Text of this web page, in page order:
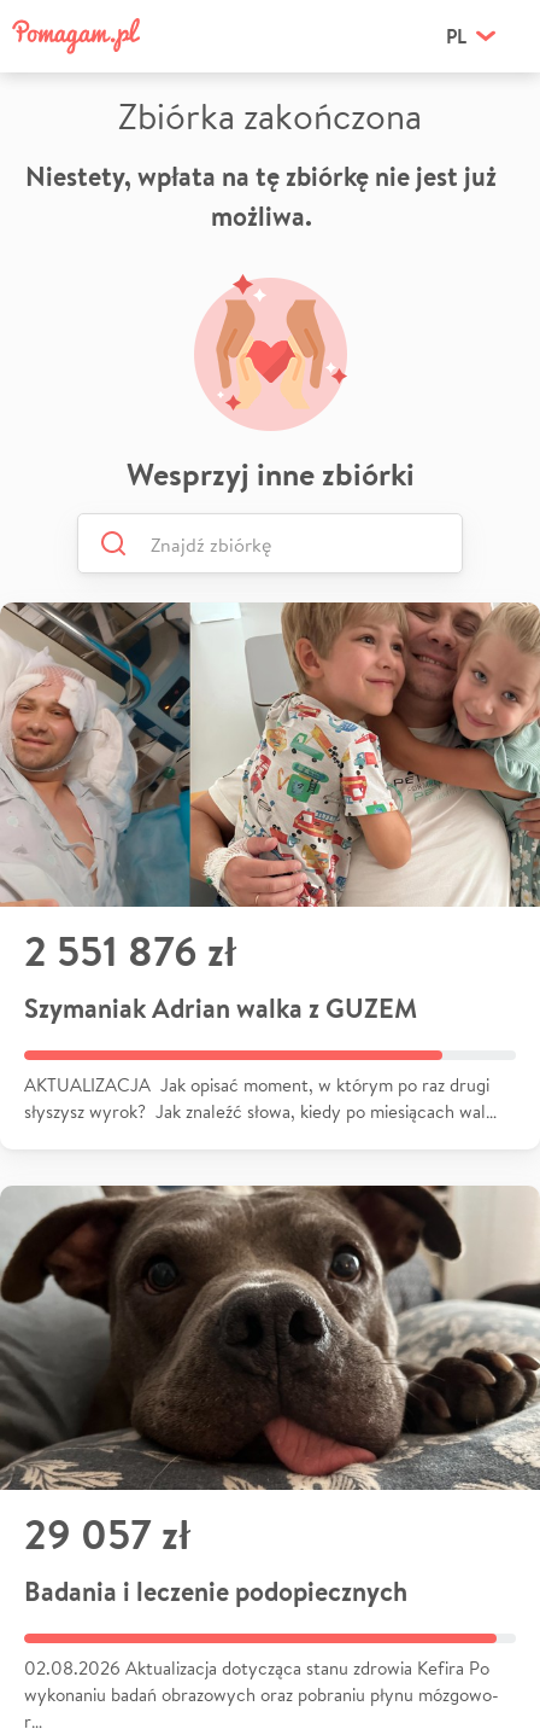
PL
Zbiórka zakończona
Niestety, wpłata na tę zbiórkę nie jest już
możliwa.
Wesprzyj inne zbiórki
2 551 876 zł
Szymaniak Adrian walka z GUZEM
AKTUALIZACJA Jak opisać moment, w którym po raz drugi
słyszysz wyrok? Jak znaleźć słowa, kiedy po miesiącach wal…
29 057 zł
Badania i leczenie podopiecznych
02.08.2026 Aktualizacja dotycząca stanu zdrowia Kefira Po
wykonaniu badań obrazowych oraz pobraniu płynu mózgowo-
r…